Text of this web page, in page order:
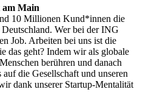
Main
10 Millionen Kund*innen die
Wer bei der ING
Job. Arbeiten bei uns ist die
das geht? Indem wir als globale
berühren und danach
die Gesellschaft und unseren
dank unserer Startup-Mentalität